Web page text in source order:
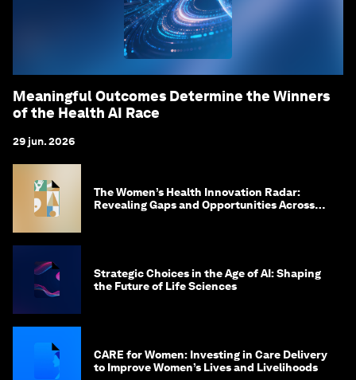
Meaningful Outcomes Determine the Winners
of the Health AI Race
29 jun. 2026
The Women’s Health Innovation Radar:
Revealing Gaps and Opportunities Across
Strategic Choices in the Age of AI: Shaping
the Future of Life Sciences
CARE for Women: Investing in Care Delivery
to Improve Women’s Lives and Livelihoods